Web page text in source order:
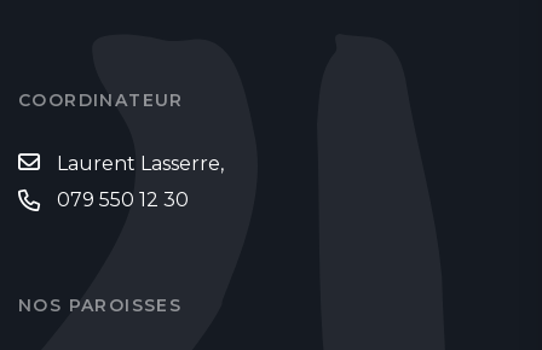
COORDINATEUR
Laurent Lasserre,
079 550 12 30
NOS PAROISSES